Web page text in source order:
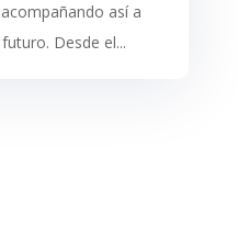
así a
Desde el...